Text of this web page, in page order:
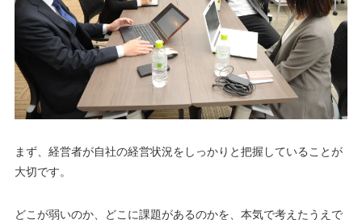
まず、経営者が自社の経営状況をしっかりと把握していることが
大切です。
どこが弱いのか、どこに課題があるのかを、本気で考えたうえで